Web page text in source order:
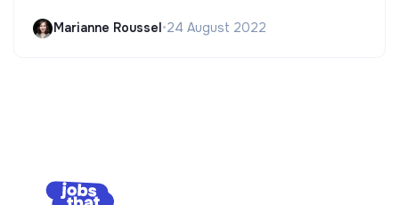
Marianne Roussel•24 August 2022